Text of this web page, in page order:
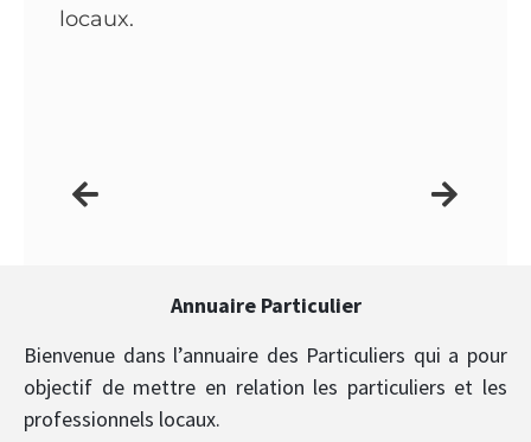
locaux.
Annuaire Particulier
Bienvenue dans l’annuaire des Particuliers qui a pour
objectif de mettre en relation les particuliers et les
professionnels locaux.